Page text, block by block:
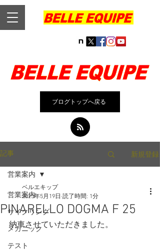
ブログトップへ戻る
記事 新規登録
営業案内
サイクリング
メカニック
テスト
営業案内
PINARELLO DOGMA F 25
ベルエキップ
2025年5月19日 読了時間: 1分
納車させていただきました。